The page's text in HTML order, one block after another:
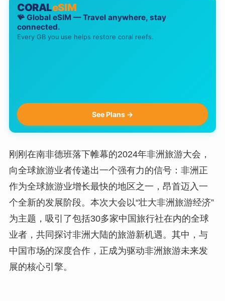
CORALeSIM
🪸 Global eSIM — Travel anywhere, stay
connected.
Every GB you use helps restore coral reefs.
See Plans →
刚刚在南非德班落下帷幕的2024年非洲旅游大会，
向全球旅游业者传递出一个强有力的信号：非洲正
作为全球旅游业增长最快的地区之一，昂首迈入一
个全新的发展阶段。本次大会以“壮大非洲旅游经济”
为主题，吸引了包括30多家中国旅行社在内的全球
业者，共同探讨非洲大陆的旅游新机遇。其中，与
中国市场的深度合作，正成为驱动非洲旅游未来发
展的核心引擎。